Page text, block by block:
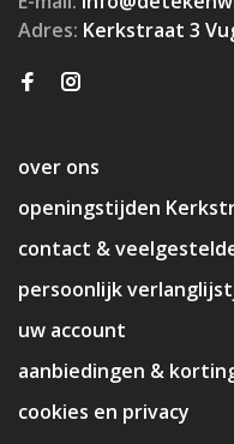
Adres: Kerkstraat 3
over ons
openingstijden
contact &
persoonlijk
uw account
aanbiedingen &
cookies en privacy